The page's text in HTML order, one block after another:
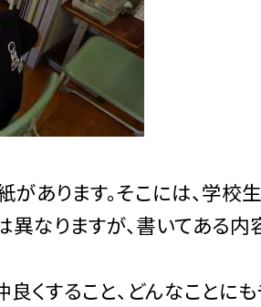
があります。そこには、学
異なりますが、書いてある内
くすること、どんなことに